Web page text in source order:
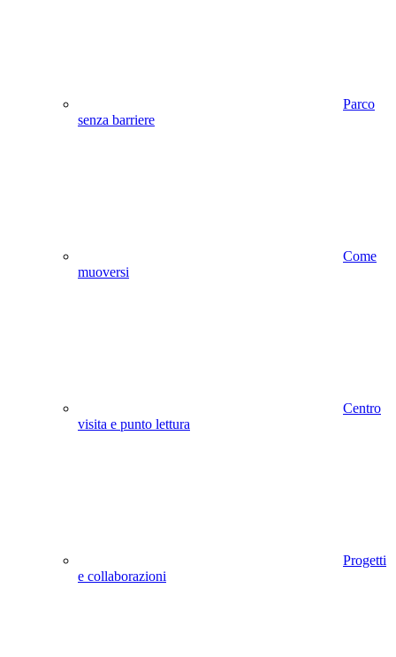
Parco
senza barriere
Come
muoversi
Centro
visita e punto lettura
Progetti
e collaborazioni